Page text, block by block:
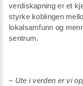
verdiskapning er et
styrke koblingen
lokalsamfunn og
sentrum.
– Ute i verden er vi